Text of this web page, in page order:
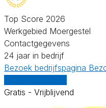
Top Score 2026
Werkgebied Moergestel
Contactgegevens
24 jaar in bedrijf
Bezoek bedrijfspagina
Gratis - Vrijblijvend